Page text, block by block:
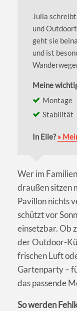
Julia
und
geht sie
und ist
Meine
Montage
Stabilität
In Eile?»
Wer im
draußen sitzen
Pavillon nichts
schützt vor
einsetzbar. Ob
der Outdoor-
frischen Luft
Gartenparty –
das passende
So werden